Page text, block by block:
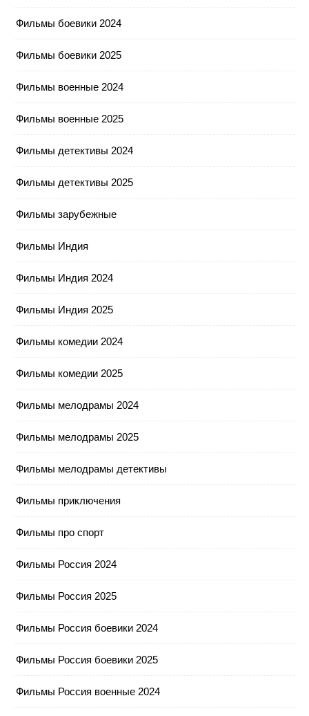
Фильмы боевики 2024
Фильмы боевики 2025
Фильмы военные 2024
Фильмы военные 2025
Фильмы детективы 2024
Фильмы детективы 2025
Фильмы зарубежные
Фильмы Индия
Фильмы Индия 2024
Фильмы Индия 2025
Фильмы комедии 2024
Фильмы комедии 2025
Фильмы мелодрамы 2024
Фильмы мелодрамы 2025
Фильмы мелодрамы детективы
Фильмы приключения
Фильмы про спорт
Фильмы Россия 2024
Фильмы Россия 2025
Фильмы Россия боевики 2024
Фильмы Россия боевики 2025
Фильмы Россия военные 2024